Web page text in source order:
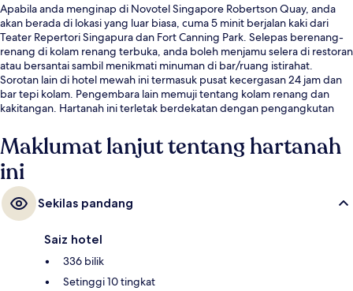
Apabila anda menginap di Novotel Singapore Robertson Quay, anda
akan berada di lokasi yang luar biasa, cuma 5 minit berjalan kaki dari
Teater Repertori Singapura dan Fort Canning Park. Selepas berenang-
renang di kolam renang terbuka, anda boleh menjamu selera di restoran
atau bersantai sambil menikmati minuman di bar/ruang istirahat.
Sorotan lain di hotel mewah ini termasuk pusat kecergasan 24 jam dan
bar tepi kolam. Pengembara lain memuji tentang kolam renang dan
kakitangan. Hartanah ini terletak berdekatan dengan pengangkutan
Quay ialah 11 minit.
Maklumat lanjut tentang hartanah
ini
Sekilas pandang
Saiz hotel
336 bilik
Setinggi 10 tingkat